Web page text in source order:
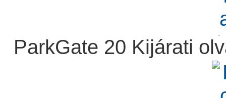
ParkGate 20 Kijárati